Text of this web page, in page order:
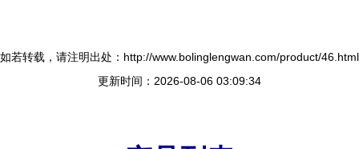
如若转载，请注明出处：http://www.bolinglengwan.com/product/46.html
更新时间：2026-08-06 03:09:34